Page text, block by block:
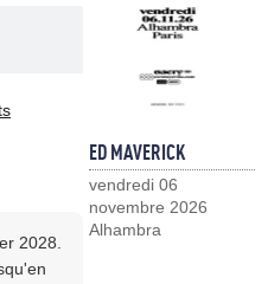
2028.
ED MAVERICK
vendredi 06
novembre 2026
Alhambra